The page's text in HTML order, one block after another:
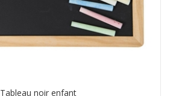
Tableau noir enfant